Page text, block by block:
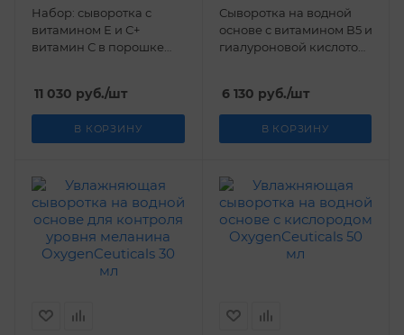
Набор: сыворотка с
витамином Е и С+
витамин С в порошке
11 030 руб./шт
В КОРЗИНУ
Сыворотка на водной
основе с витамином В5 и
гиалуроновой кислотой
6 130 руб./шт
В КОРЗИНУ